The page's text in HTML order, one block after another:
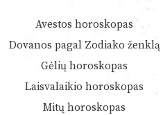
Avestos horoskopas
Dovanos pagal Zodiako ženklą
Gėlių horoskopas
Laisvalaikio horoskopas
Mitų horoskopas